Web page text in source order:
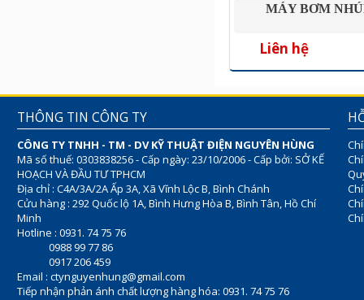
MÁY BƠM
Liên hệ
THÔNG TIN CÔNG TY
CÔNG TY TNHH - TM - DV KỸ THUẬT ĐIỆN NGUYÊN HÙNG
Mã số thuế: 0303838256 - Cấp ngày: 23/10/2006 - Cấp bởi: SỞ KẾ
HOẠCH VÀ ĐẦU TƯ TPHCM
Địa chỉ : C4A/3A/2A Ấp 3A, Xã Vĩnh Lộc B, Bình Chánh
Cửu hàng : 292 Quốc lộ 1A, Bình Hưng Hòa B, Bình Tân, Hồ Chí
Minh
Hotline : 0931. 74 75 76
0988 99 77 86
0917 206 459
Email : ctynguyenhung@gmail.com
Tiếp nhận phản ánh chất lượng hàng hóa: 0931. 74 75 76